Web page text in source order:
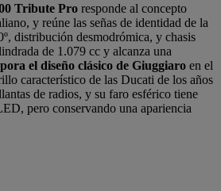
Tribute Pro responde al concepto
y reúne las señas de identidad de la
distribución desmodrómica, y chasis
de 1.079 cc y alcanza una
el diseño clásico de Giuggiaro en el
característico de las Ducati de los años
de radios, y su faro esférico tiene
pero conservando una apariencia